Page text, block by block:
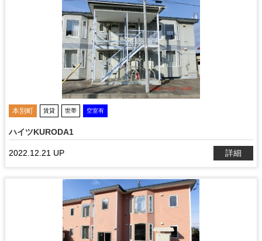
本別町 賃貸 世帯 空室有
ハイツKURODA1
2022.12.21 UP 詳細